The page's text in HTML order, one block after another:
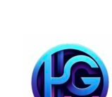
contenido